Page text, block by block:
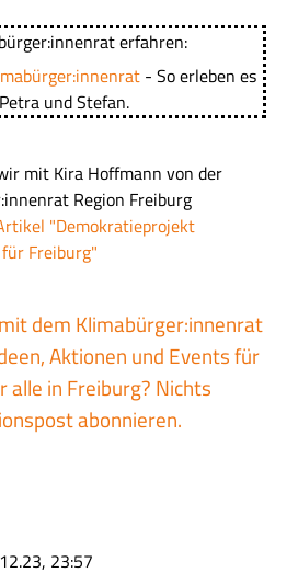
erfahren:
- So erleben es
und Stefan.
mit Kira Hoffmann von der
Region Freiburg
"Demokratieprojekt
Freiburg"
dem Klimabürger:innenrat
Aktionen und Events für
alle in Freiburg? Nichts
abonnieren.
23:57